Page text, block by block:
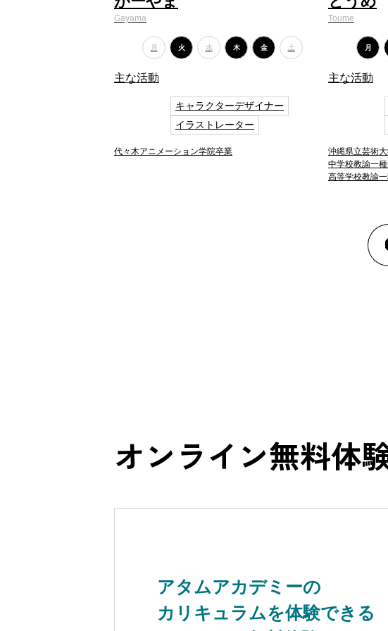
Gayama
月 火 水 木 金 土
主な活動
キャラクターデザイナー
イラストレーター
代々木アニメーション学院卒業
Toume
月
主な活動
沖縄県立芸術
中学校教諭一種
高等学校教諭一
オンライン無料体
アタムアカデミーの
カリキュラムを体験できる